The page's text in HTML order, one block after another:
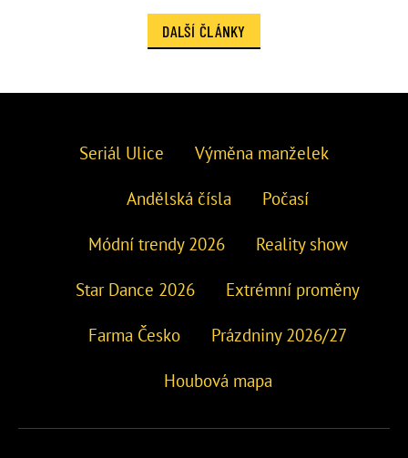
DALŠÍ ČLÁNKY
Seriál Ulice Výměna manželek
Andělská čísla Počasí
Módní trendy 2026 Reality show
Star Dance 2026 Extrémní proměny
Farma Česko Prázdniny 2026/27
Houbová mapa